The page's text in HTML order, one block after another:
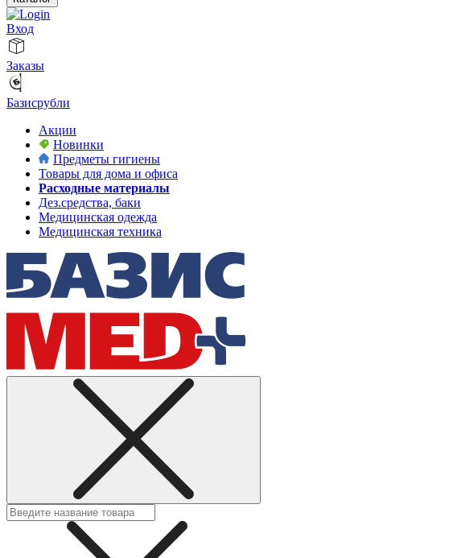
Вход
Заказы
Базисрубли
Акции
Новинки
Предметы гигиены
Товары для дома и офиса
Расходные материалы
Дез.средства, баки
Медицинская одежда
Медицинская техника